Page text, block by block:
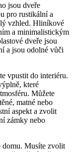
jsou dveře
pro rustikální a
vzhled. Hliníkové
a minimalistickým
dveře jsou
a jsou odolné vůči
vpustit do interiéru.
které
Můžete
matné nebo
aspekt a zvolit
zámky nebo
domu. Musíte zvolit